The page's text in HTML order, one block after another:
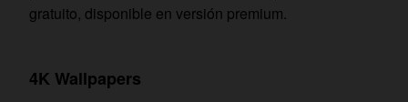
gratuito, disponible en versión premium.
4K Wallpapers